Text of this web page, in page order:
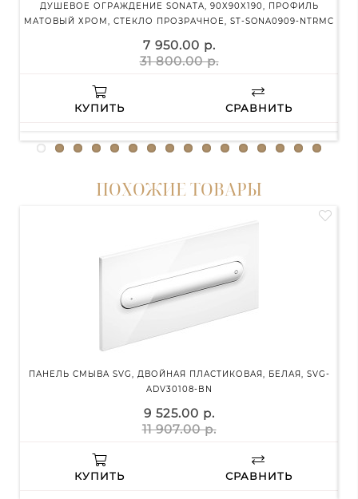
ДУШЕВОЕ ОГРАЖДЕНИЕ SONATA, 90X90X190, ПРОФИЛЬ
МАТОВЫЙ ХРОМ, СТЕКЛО ПРОЗРАЧНОЕ, ST-SONA0909-NTRMC
7 950.00 р.
31 800.00 р.
КУПИТЬ СРАВНИТЬ
ПОХОЖИЕ ТОВАРЫ
ПАНЕЛЬ СМЫВА SVG, ДВОЙНАЯ ПЛАСТИКОВАЯ, БЕЛАЯ, SVG-
ADV30108-BN
9 525.00 р.
11 907.00 р.
КУПИТЬ СРАВНИТЬ